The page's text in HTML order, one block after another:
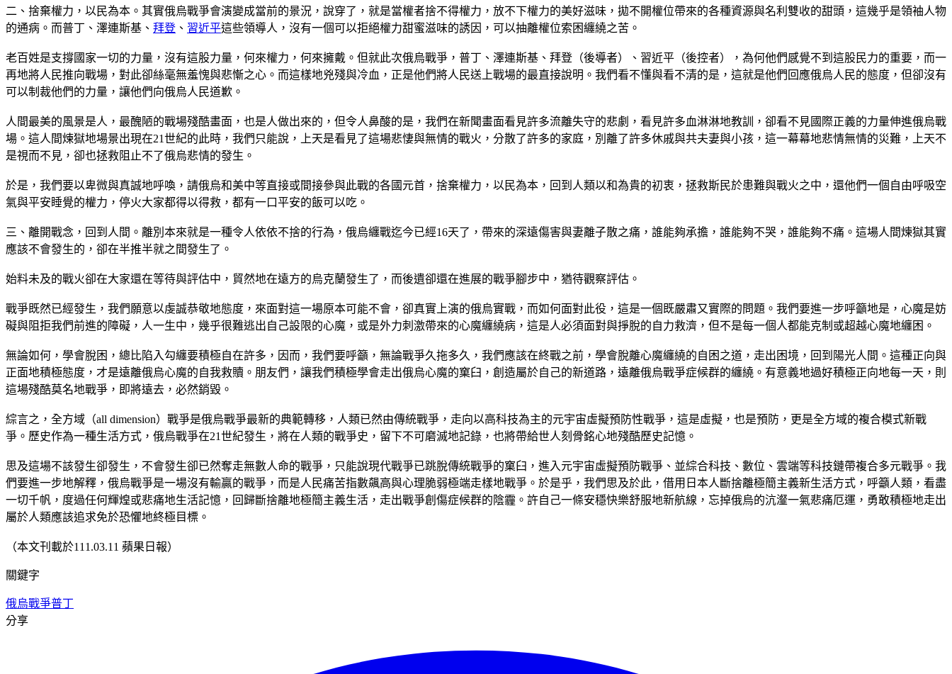
二、捨棄權力，以民為本。其實俄烏戰爭會演變成當前的景況，說穿了，就是當權者捨不得權力，放不下權力的美好滋味，拋不開權位帶來的各種資源與名利雙收的甜頭，這幾乎是領袖人物
的通病。而普丁、澤連斯基、 拜登 、 習近平這些領導人，沒有一個可以拒絕權力甜蜜滋味的誘因，可以抽離權位索困纏繞之苦。
老百姓是支撐國家一切的力量，沒有這股力量，何來權力，何來擁戴。但就此次俄烏戰爭，普丁、澤連斯基、拜登（後導者）、習近平（後控者），為何他們感覺不到這股民力的重要，而一
再地將人民推向戰場，對此卻絲毫無羞愧與悲慚之心。而這樣地兇殘與冷血，正是他們將人民送上戰場的最直接說明。我們看不懂與看不清的是，這就是他們回應俄烏人民的態度，但卻沒有
可以制裁他們的力量，讓他們向俄烏人民道歉。
人間最美的風景是人，最醜陋的戰場殘酷畫面，也是人做出來的，但令人鼻酸的是，我們在新聞畫面看見許多流離失守的悲劇，看見許多血淋淋地教訓，卻看不見國際正義的力量伸進俄烏戰
場。這人間煉獄地場景出現在21世紀的此時，我們只能說，上天是看見了這場悲悽與無情的戰火，分散了許多的家庭，別離了許多休戚與共夫妻與小孩，這一幕幕地悲情無情的災難，上天不
是視而不見，卻也拯救阻止不了俄烏悲情的發生。
於是，我們要以卑微與真誠地呼喚，請俄烏和美中等直接或間接參與此戰的各國元首，捨棄權力，以民為本，回到人類以和為貴的初衷，拯救斯民於患難與戰火之中，還他們一個自由呼吸空
氣與平安睡覺的權力，停火大家都得以得救，都有一口平安的飯可以吃。
三、離開戰念，回到人間。離別本來就是一種令人依依不捨的行為，俄烏纏戰迄今已經16天了，帶來的深遠傷害與妻離子散之痛，誰能夠承擔，誰能夠不哭，誰能夠不痛。這場人間煉獄其實
應該不會發生的，卻在半推半就之間發生了。
始料未及的戰火卻在大家還在等待與評估中，貿然地在遠方的烏克蘭發生了，而後遺卻還在進展的戰爭腳步中，猶待觀察評估。
戰爭既然已經發生，我們願意以虔誠恭敬地態度，來面對這一場原本可能不會，卻真實上演的俄烏實戰，而如何面對此役，這是一個既嚴肅又實際的問題。我們要進一步呼籲地是，心魔是妨
礙與阻拒我們前進的障礙，人一生中，幾乎很難逃出自己設限的心魔，或是外力刺激帶來的心魔纏繞病，這是人必須面對與掙脫的自力救濟，但不是每一個人都能克制或超越心魔地纏困。
無論如何，學會脫困，總比陷入勾纏要積極自在許多，因而，我們要呼籲，無論戰爭久拖多久，我們應該在終戰之前，學會脫離心魔纏繞的自困之道，走出困境，回到陽光人間。這種正向與
正面地積極態度，才是遠離俄烏心魔的自我救贖。朋友們，讓我們積極學會走出俄烏心魔的窠臼，創造屬於自己的新道路，遠離俄烏戰爭症候群的纏繞。有意義地過好積極正向地每一天，則
這場殘酷莫名地戰爭，即將遠去，必然銷毀。
綜言之，全方域（all dimension）戰爭是俄烏戰爭最新的典範轉移，人類已然由傳統戰爭，走向以高科技為主的元宇宙虛擬預防性戰爭，這是虛擬，也是預防，更是全方域的複合模式新戰
爭。歷史作為一種生活方式，俄烏戰爭在21世紀發生，將在人類的戰爭史，留下不可磨滅地記錄，也將帶給世人刻骨銘心地殘酷歷史記憶。
思及這場不該發生卻發生，不會發生卻已然奪走無數人命的戰爭，只能說現代戰爭已跳脫傳統戰爭的窠臼，進入元宇宙虛擬預防戰爭、並綜合科技、數位、雲端等科技鏈帶複合多元戰爭。我
們要進一步地解釋，俄烏戰爭是一場沒有輸贏的戰爭，而是人民痛苦指數飆高與心理脆弱極端走樣地戰爭。於是乎，我們思及於此，借用日本人斷捨離極簡主義新生活方式，呼籲人類，看盡
一切千帆，度過任何輝煌或悲痛地生活記憶，回歸斷捨離地極簡主義生活，走出戰爭創傷症候群的陰霾。許自己一條安穩快樂舒服地新航線，忘掉俄烏的沆瀣一氣悲痛厄運，勇敢積極地走出
屬於人類應該追求免於恐懼地終極目標。
（本文刊載於111.03.11 蘋果日報）
關鍵字
俄烏戰爭普丁
分享